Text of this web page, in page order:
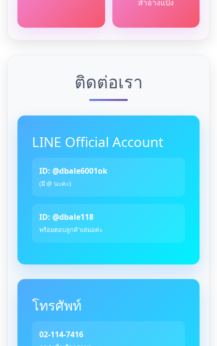
สำอางแป้ง
ติดต่อเรา
LINE Official Account
ID: @dbale6001ok
(มี @ นะคะ)
ID: @dbale118
พร้อมตอบลูกค้าเสมอค่ะ
โทรศัพท์
02-114-7416